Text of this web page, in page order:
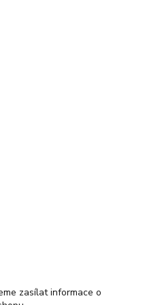
zasílat informace o